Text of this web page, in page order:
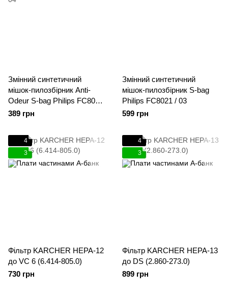
Змінний синтетичний
мішок-пилозбірник Anti-
Odeur S-bag Philips FC8023
/ 04
389 грн
Змінний синтетичний
мішок-пилозбірник S-bag
Philips FC8021 / 03
599 грн
4
3
Фільтр KARCHER HEPA-12
до VC 6 (6.414-805.0)
730 грн
4
3
Фільтр KARCHER HEPA-13
до DS (2.860-273.0)
899 грн